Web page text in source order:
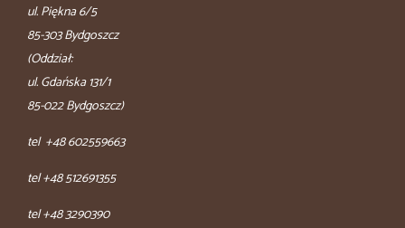
ul. Piękna 6/5
85-303 Bydgoszcz
(Oddział:
ul. Gdańska 131/1
85-022 Bydgoszcz)
tel +48 602559663
tel +48 512691355
tel +48 3290390